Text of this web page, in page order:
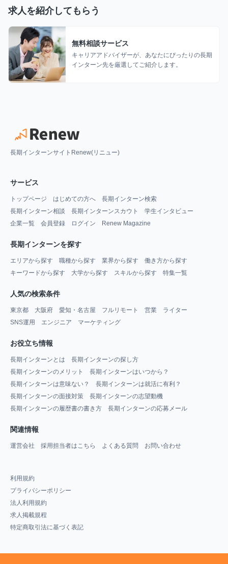
求人を紹介してもらう
無料相談サービス
キャリアアドバイザーが、あなたにぴったりの長期
インターン先を厳選してご紹介します。
長期インターンサイトRenew(リニュー)
サービス
トップページ はじめての方へ
長期インターン検索
長期インターン相談
長期インターンスカウト
学生インタビュー
企業一覧
会員登録 ログイン Renew Magazine
長期インターンを探す
エリアから探す 職種から探す 業界から探す
働き方から探す
キーワードから探す
大学から探す スキルから探す 特集一覧
人気の検索条件
東京都 大阪府 愛知・名古屋 フルリモート 営業
ライター
SNS運用
エンジニア マーケティング
お役立ち情報
長期インターンとは
長期インターンの探し方
長期インターンのメリット
長期インターンはいつから？
長期インターンは意味ない？
長期インターンは就活に有利？
長期インターンの面接対策
長期インターンの志望動機
長期インターンの履歴書の書き方
長期インターンの応募メール
関連情報
運営会社 採用担当者はこちら よくある質問 お問い合わせ
利用規約
プライバシーポリシー
法人利用規約
求人掲載規程
特定商取引法に基づく表記